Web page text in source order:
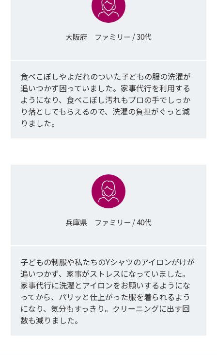
大阪府 ファミリー / 30代
食べこぼしやよだれのついた子どもの服の洗濯が
追いつかず困っていました。家事代行を利用する
ようになり、食べこぼし汚れもプロの手でしっか
り落としてもらえるので、洗濯の負担がぐっと減
りました。
兵庫県 ファミリー / 40代
子どもの制服や私たちのYシャツのアイロンがけが
追いつかず、家事がストレスになっていました。
家事代行に洗濯とアイロンをお願いするようにな
ってから、パリッと仕上がった服を着られるよう
になり、気分もすっきり。 クリーニングに出す回
数も減りました。